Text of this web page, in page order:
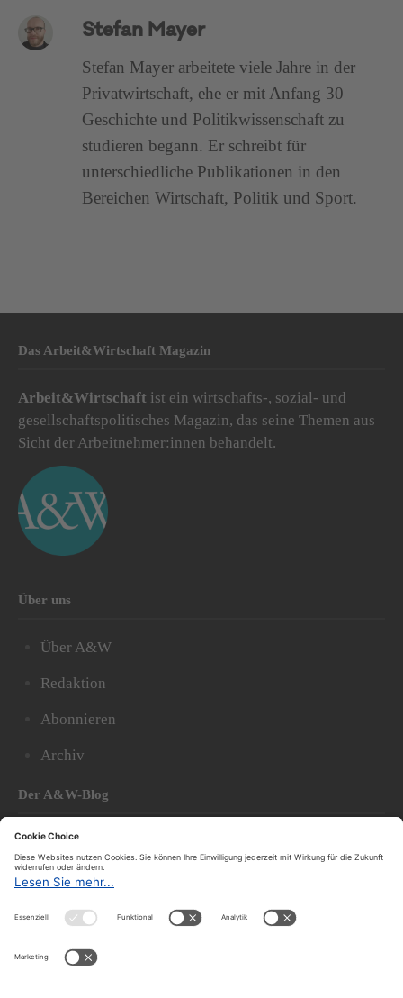
Stefan Mayer
Stefan Mayer arbeitete viele Jahre in der
Privatwirtschaft, ehe er mit Anfang 30
Geschichte und Politikwissenschaft zu
studieren begann. Er schreibt für
unterschiedliche Publikationen in den
Bereichen Wirtschaft, Politik und Sport.
Das Arbeit&Wirtschaft Magazin
Arbeit&Wirtschaft ist ein wirtschafts-, sozial- und
gesellschaftspolitisches Magazin, das seine Themen aus
Sicht der Arbeitnehmer:innen behandelt.
Über uns
Über A&W
Redaktion
Abonnieren
Archiv
Der A&W-Blog
DerA&W-Blog
hat sich in den vergangenen Jahren zu einem der
bedeutendsten politischen Blogs in Österreich
entwickelt.